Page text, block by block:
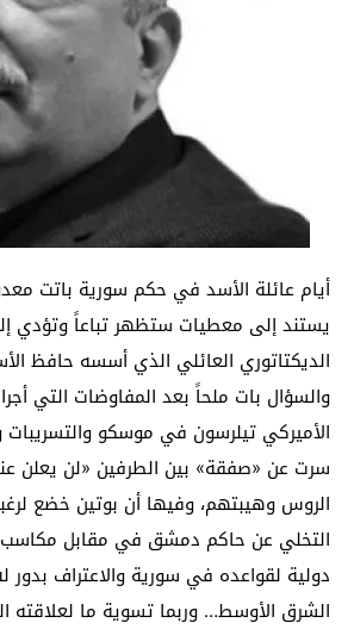
أيام عائلة الأسد في حكم سورية باتت
يستند إلى معطيات ستظهر تباعاً وتؤدي
الديكتاتوري العائلي الذي أسسه حافظ
والسؤال بات ملحاً بعد المفاوضات التي
الأميركي تيلرسون في موسكو والتسريبات
سرت عن «صفقة» بين الطرفين «لن يعلن
الروس وهيبتهم، وفيها أن بوتين خضع
التخلي عن حاكم دمشق في مقابل مكاسب
دولية لقواعده في سورية والاعتراف بدور
الشرق الأوسط… وربما تسوية ما لعلاقته